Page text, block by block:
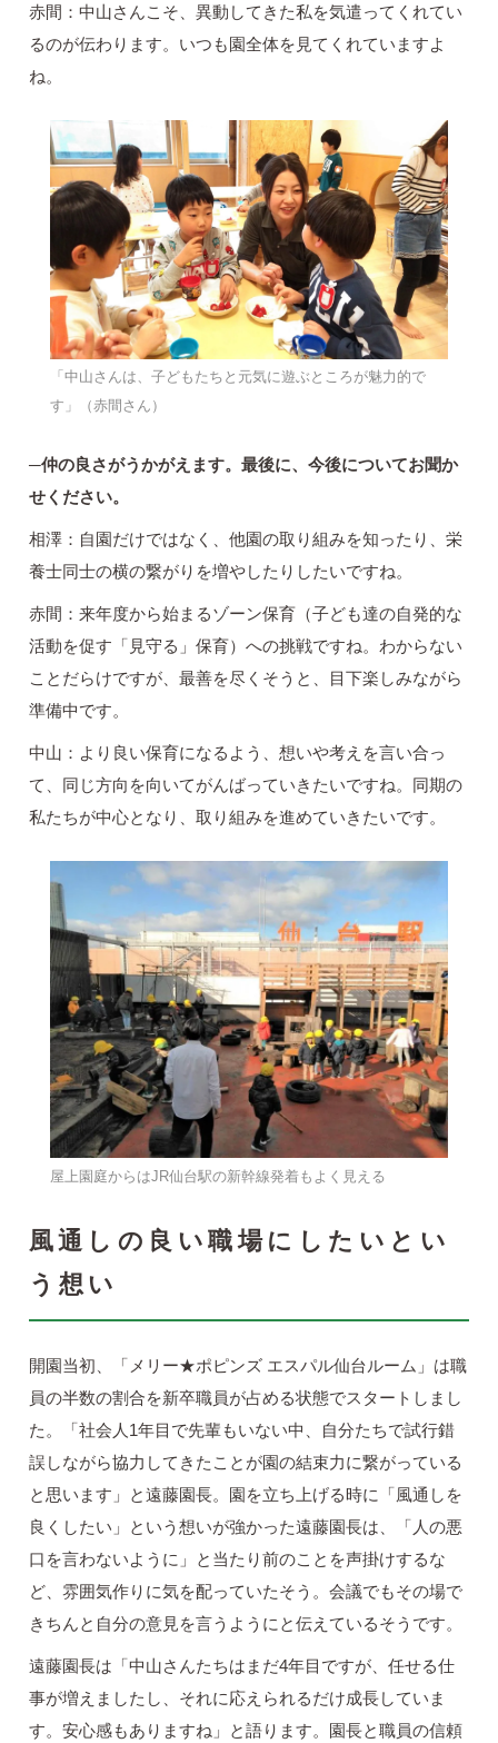
赤間：中山さんこそ、異動してきた私を気遣ってくれてい
るのが伝わります。いつも園全体を見てくれていますよ
ね。
「中山さんは、子どもたちと元気に遊ぶところが魅力的で
す」（赤間さん）
─仲の良さがうかがえます。最後に、今後についてお聞か
せください。
相澤：自園だけではなく、他園の取り組みを知ったり、栄
養士同士の横の繋がりを増やしたりしたいですね。
赤間：来年度から始まるゾーン保育（子ども達の自発的な
活動を促す「見守る」保育）への挑戦ですね。わからない
ことだらけですが、最善を尽くそうと、目下楽しみながら
準備中です。
中山：より良い保育になるよう、想いや考えを言い合っ
て、同じ方向を向いてがんばっていきたいですね。同期の
私たちが中心となり、取り組みを進めていきたいです。
屋上園庭からはJR仙台駅の新幹線発着もよく見える
風通しの良い職場にしたいとい
う想い
開園当初、「メリー★ポピンズ エスパル仙台ルーム」は職
員の半数の割合を新卒職員が占める状態でスタートしまし
た。「社会人1年目で先輩もいない中、自分たちで試行錯
誤しながら協力してきたことが園の結束力に繋がっている
と思います」と遠藤園長。園を立ち上げる時に「風通しを
良くしたい」という想いが強かった遠藤園長は、「人の悪
口を言わないように」と当たり前のことを声掛けするな
ど、雰囲気作りに気を配っていたそう。会議でもその場で
きちんと自分の意見を言うようにと伝えているそうです。
遠藤園長は「中山さんたちはまだ4年目ですが、任せる仕
事が増えましたし、それに応えられるだけ成長していま
す。安心感もありますね」と語ります。園長と職員の信頼